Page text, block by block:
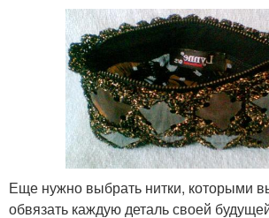
Еще нужно выбрать нитки, которыми
обвязать каждую деталь своей